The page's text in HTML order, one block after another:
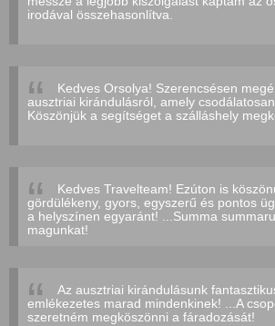
irodával összehasonlítva.
Kedves Orsolya! Szerencsésen
ausztriai kirándulásról, amely
Köszönjük a segítséget a szálláshely
Kedves Travelteam! Ezúton is
gördülékeny, gyors, egyszerű és pontos
a helyszínen egyaránt! ...Summa
magunkat!
Az ausztriai kirándulásunk
emlékezetes marad mindenkinek! ...A
szeretném megköszönni a fáradozását!